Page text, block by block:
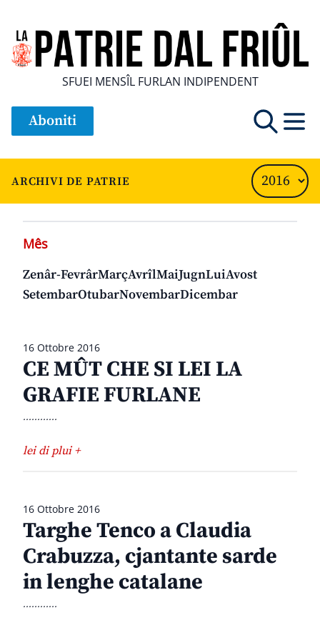
SFUEI MENSÎL FURLAN INDIPENDENT
Aboniti
ARCHIVI DE PATRIE
16 Ottobre 2016
CE MÛT CHE SI LEI LA
GRAFIE FURLANE
............
lei di plui +
16 Ottobre 2016
Targhe Tenco a Claudia
Crabuzza, cjantante sarde
in lenghe catalane
............
Mês
Zenâr-FevrârMarçAvrîlMaiJugnLuiAvost
SetembarOtubarNovembarDicembar